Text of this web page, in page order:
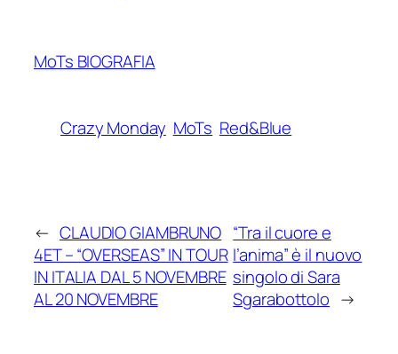
MoTs BIOGRAFIA
Crazy Monday MoTs Red&Blue
← CLAUDIO GIAMBRUNO
4ET – “OVERSEAS” IN TOUR
IN ITALIA DAL 5 NOVEMBRE
AL 20 NOVEMBRE
“Tra il cuore e
l’anima” è il nuovo
singolo di Sara
Sgarabottolo →